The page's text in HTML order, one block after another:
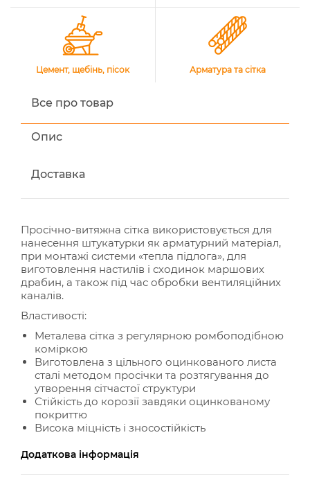
Цемент, щебінь, пісок Арматура та сітка
Все про товар
Опис
Доставка
Просічно-витяжна сітка використовується для
нанесення штукатурки як арматурний матеріал,
при монтажі системи «тепла підлога», для
виготовлення настилів і сходинок маршових
драбин, а також під час обробки вентиляційних
каналів.
Властивості:
Металева сітка з регулярною ромбоподібною
коміркою
Виготовлена з цільного оцинкованого листа
сталі методом просічки та розтягування до
утворення сітчастої структури
Стійкість до корозії завдяки оцинкованому
покриттю
Висока міцність і зносостійкість
Додаткова інформація